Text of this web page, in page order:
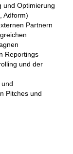
und Optimierung
Adform)
Partnern
Reportings
und der
Pitches und